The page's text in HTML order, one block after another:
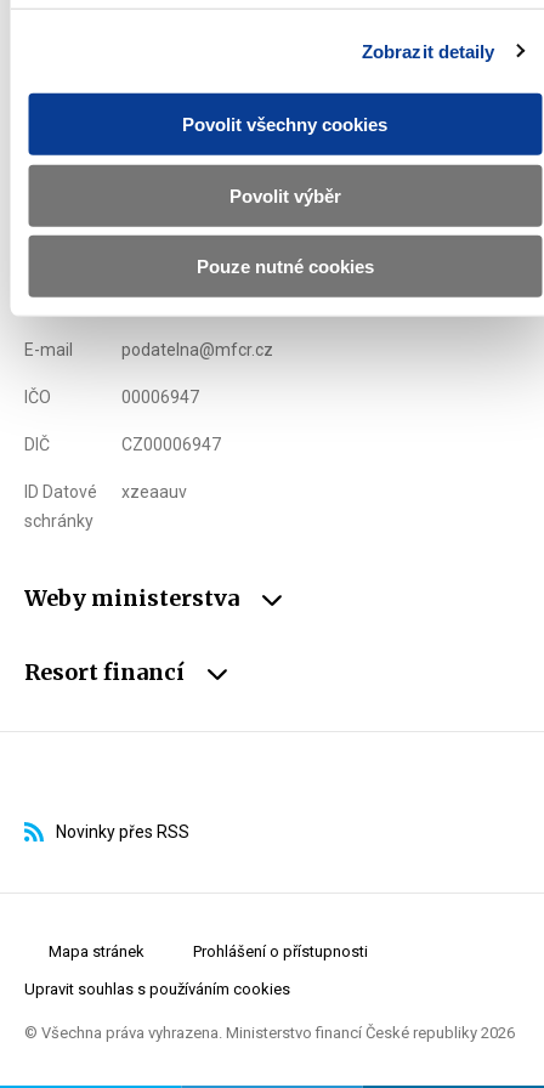
Zobrazit detaily
Povolit všechny cookies
Povolit výběr
Pouze nutné cookies
Letenská 15, 118 10 Praha
Telefon +420 257 041 111
E-mail podatelna@mfcr.cz
IČO 00006947
DIČ CZ00006947
ID Datové
schránky
xzeaauv
Weby ministerstva
Resort financí
Novinky přes RSS
Mapa stránek Prohlášení o přístupnosti
Upravit souhlas s používáním cookies
© Všechna práva vyhrazena. Ministerstvo financí České republiky 2026